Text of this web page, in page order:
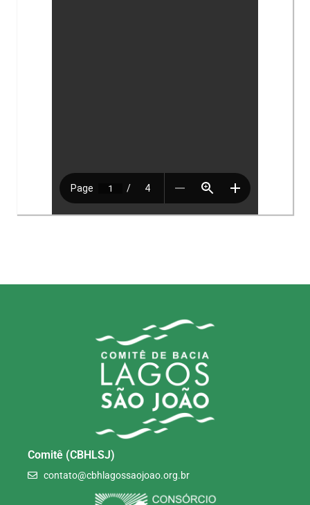
Comitê (CBHLSJ)
contato@cbhlagossaojoao.org.br